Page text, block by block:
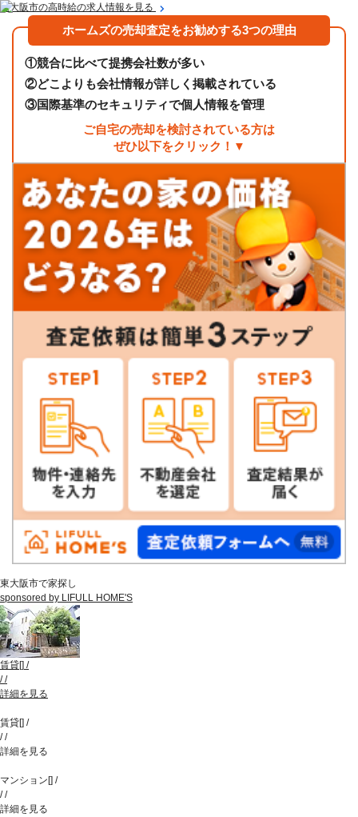
東大阪市の高時給の求人情報を見る
ホームズの売却査定をお勧めする3つの理由
①競合に比べて提携会社数が多い
②どこよりも会社情報が詳しく掲載されている
③国際基準のセキュリティで個人情報を管理
ご自宅の売却を検討されている方は
ぜひ以下をクリック！▼
東大阪市で家探し
sponsored by LIFULL HOME'S
賃貸[] /
//
詳細を見る
賃貸[] /
//
詳細を見る
マンション [] /
//
詳細を見る